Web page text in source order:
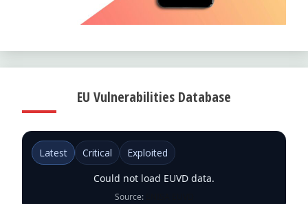
EU Vulnerabilities Database
Latest Critical
Exploited
Could not load EUVD data.
Source: